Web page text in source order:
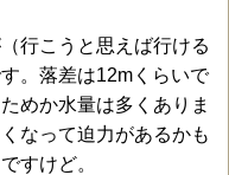
行こうと思えば行ける
。落差は12mくらいで
めか水量は多くありま
なって迫力があるかも
すけど。